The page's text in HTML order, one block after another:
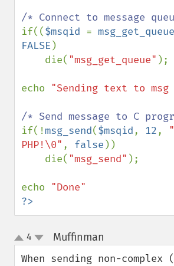
if(($msqid = msg_get_queue
FALSE )
    die(
"msg_get_queue" );
echo "Sending text to msg
if(!msg_send($msqid, 12,
PHP!\0" , false ))
    die(
"msg_send" );
echo
?>
up
down
4 Muffinman
When sending non-